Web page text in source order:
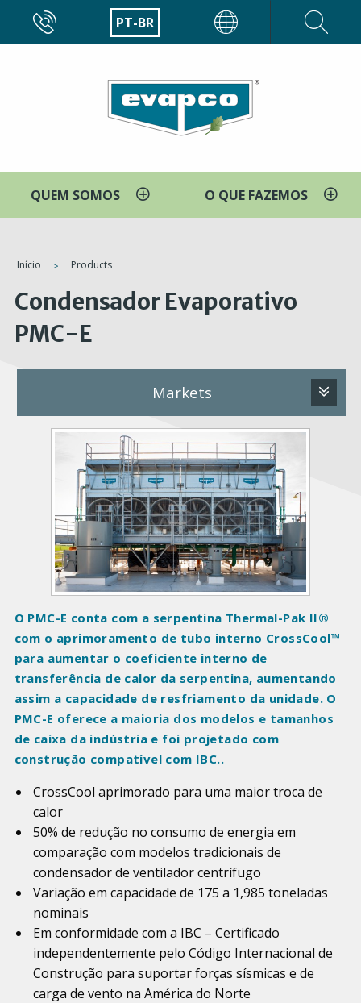
o
PT-BR
QUEM SOMOS O QUE FAZEMOS
You
are
here
Início Products
Condensador Evaporativo
PMC-E
Markets
a
g
s
O PMC-E conta com a serpentina Thermal-Pak II®
com o aprimoramento de tubo interno CrossCool™
para aumentar o coeficiente interno de
transferência de calor da serpentina, aumentando
assim a capacidade de resfriamento da unidade. O
PMC-E oferece a maioria dos modelos e tamanhos
de caixa da indústria e foi projetado com
construção compatível com IBC..
CrossCool aprimorado para uma maior troca de
calor
50% de redução no consumo de energia em
comparação com modelos tradicionais de
condensador de ventilador centrífugo
Variação em capacidade de 175 a 1,985 toneladas
nominais
Em conformidade com a IBC – Certificado
independentemente pelo Código Internacional de
Construção para suportar forças sísmicas e de
carga de vento na América do Norte